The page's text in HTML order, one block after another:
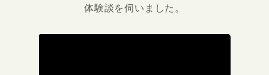
体験談を伺いました。